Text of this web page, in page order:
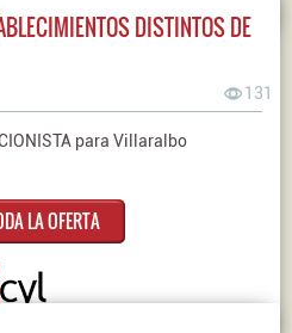
DISTINTOS DE
131
para Villaralbo
LA OFERTA